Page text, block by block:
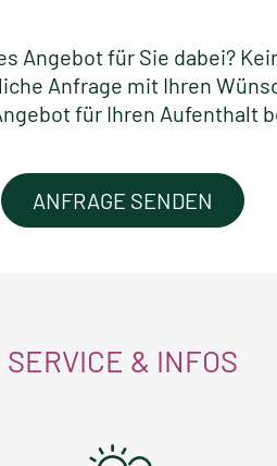
Angebot für Sie dabei?
Anfrage mit Ihren
für Ihren Aufenthalt
ANFRAGE SENDEN
SERVICE & INFOS